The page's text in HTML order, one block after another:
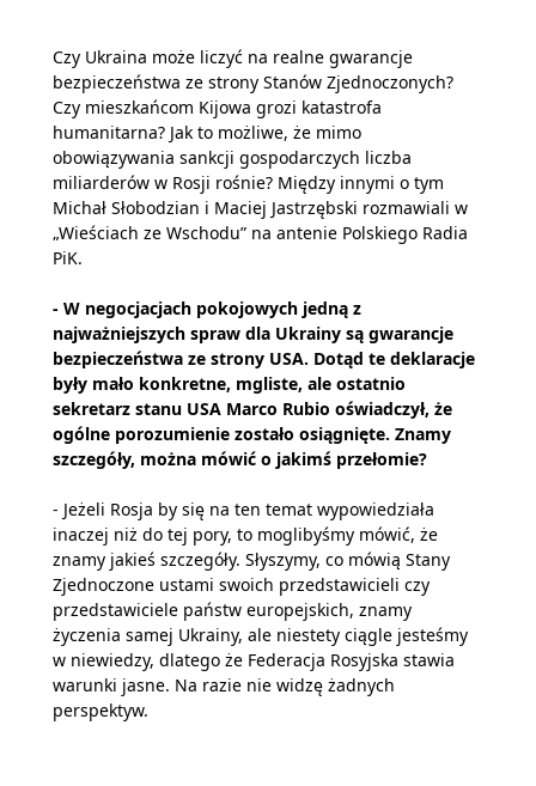
Czy Ukraina może liczyć na realne gwarancje
bezpieczeństwa ze strony Stanów Zjednoczonych?
Czy mieszkańcom Kijowa grozi katastrofa
humanitarna? Jak to możliwe, że mimo
obowiązywania sankcji gospodarczych liczba
miliarderów w Rosji rośnie? Między innymi o tym
Michał Słobodzian i Maciej Jastrzębski rozmawiali w
„Wieściach ze Wschodu” na antenie Polskiego Radia
PiK.
- W negocjacjach pokojowych jedną z
najważniejszych spraw dla Ukrainy są gwarancje
bezpieczeństwa ze strony USA. Dotąd te deklaracje
były mało konkretne, mgliste, ale ostatnio
sekretarz stanu USA Marco Rubio oświadczył, że
ogólne porozumienie zostało osiągnięte. Znamy
szczegóły, można mówić o jakimś przełomie?
- Jeżeli Rosja by się na ten temat wypowiedziała
inaczej niż do tej pory, to moglibyśmy mówić, że
znamy jakieś szczegóły. Słyszymy, co mówią Stany
Zjednoczone ustami swoich przedstawicieli czy
przedstawiciele państw europejskich, znamy
życzenia samej Ukrainy, ale niestety ciągle jesteśmy
w niewiedzy, dlatego że Federacja Rosyjska stawia
warunki jasne. Na razie nie widzę żadnych
perspektyw.